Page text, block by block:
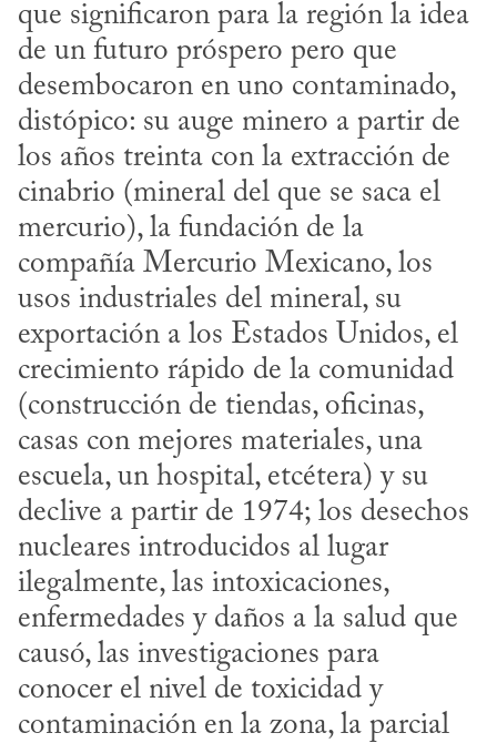
que significaron para la región la idea
de un futuro próspero pero que
desembocaron en uno contaminado,
distópico: su auge minero a partir de
los años treinta con la extracción de
cinabrio (mineral del que se saca el
mercurio), la fundación de la
compañía Mercurio Mexicano, los
usos industriales del mineral, su
exportación a los Estados Unidos, el
crecimiento rápido de la comunidad
(construcción de tiendas, oficinas,
casas con mejores materiales, una
escuela, un hospital, etcétera) y su
declive a partir de 1974; los desechos
nucleares introducidos al lugar
ilegalmente, las intoxicaciones,
enfermedades y daños a la salud que
causó, las investigaciones para
conocer el nivel de toxicidad y
contaminación en la zona, la parcial